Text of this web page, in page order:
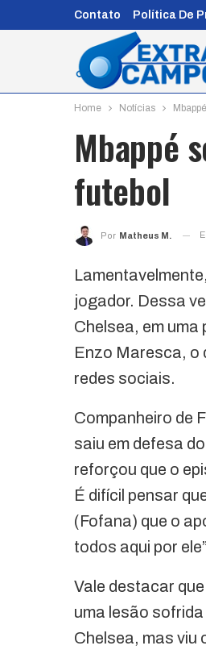
Contato Política De
Home Notícias
Mbappé
futebol
Por Matheus M.
jogador. Dessa
Chelsea, em
Enzo Maresca, o
redes sociais.
Companheiro de
saiu em defesa
reforçou que o
É difícil pensar
(Fofana) que o
todos aqui por
Vale destacar
uma lesão
Chelsea, mas viu